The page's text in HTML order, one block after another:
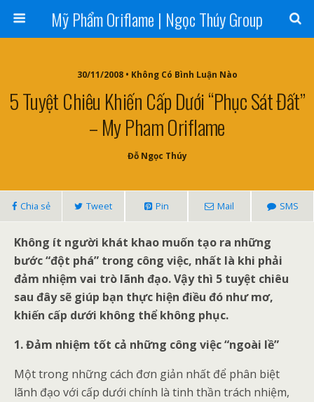
Mỹ Phẩm Oriflame | Ngọc Thúy Group
30/11/2008 • Không Có Bình Luận Nào
5 Tuyệt Chiêu Khiến Cấp Dưới “phục Sát Đất”
– My Pham Oriflame
Đỗ Ngọc Thúy
Chia sẻ Tweet Pin Mail SMS
Không ít người khát khao muốn tạo ra những
bước “đột phá” trong công việc, nhất là khi phải
đảm nhiệm vai trò lãnh đạo. Vậy thì 5 tuyệt chiêu
sau đây sẽ giúp bạn thực hiện điều đó như mơ,
khiến cấp dưới không thể không phục.
1. Đảm nhiệm tốt cả những công việc “ngoài lề”
Một trong những cách đơn giản nhất để phân biệt
lãnh đạo với cấp dưới chính là tinh thần trách nhiệm,